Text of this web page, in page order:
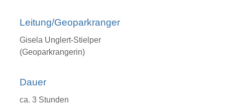
Leitung/Geoparkranger
Gisela Unglert-Stielper
(Geoparkrangerin)
Dauer
ca. 3 Stunden